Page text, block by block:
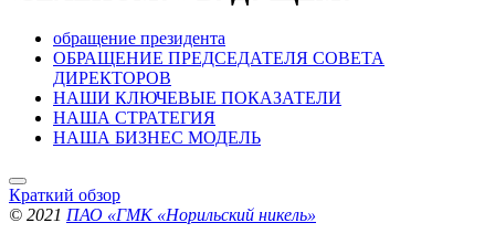
обращение президента
ОБРАЩЕНИЕ ПРЕДСЕДАТЕЛЯ СОВЕТА
ДИРЕКТОРОВ
НАШИ КЛЮЧЕВЫЕ ПОКАЗАТЕЛИ
НАША СТРАТЕГИЯ
НАША БИЗНЕС МОДЕЛЬ
Краткий обзор
© 2021 ПАО «ГМК «Норильский никель»